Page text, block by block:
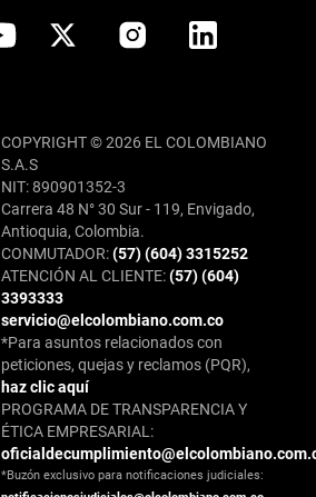
COPYRIGHT © 2026 EL COLOMBIANO
S.A.S
NIT: 890901352-3
Carrera 48 N° 30 Sur - 119, Envigado,
Antioquia, Colombia.
CONMUTADOR:(57) (604) 3315252
ATENCIÓN AL CLIENTE:(57) (604)
3393333
servicio@elcolombiano.com.co
*Para asuntos relacionados con
peticiones, quejas y reclamos (PQR),
haz clic aquí
PROGRAMA DE TRANSPARENCIA Y
ÉTICA EMPRESARIAL:
*Buzón exclusivo para notificaciones judiciales: